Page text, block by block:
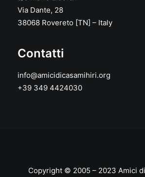
Via Dante, 28
38068 Rovereto [TN] – Italy
Contatti
info@amicidicasamihiri.org
+39 349 4424030
Copyright © 2005 – 2023 Amici